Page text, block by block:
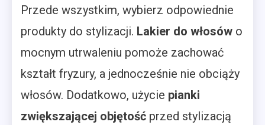
Przede wszystkim, wybierz odpowiednie
produkty do stylizacji. Lakier do włosów o
mocnym utrwaleniu pomoże zachować
kształt fryzury, a jednocześnie nie obciąży
włosów. Dodatkowo, użycie pianki
zwiększającej objętość przed stylizacją